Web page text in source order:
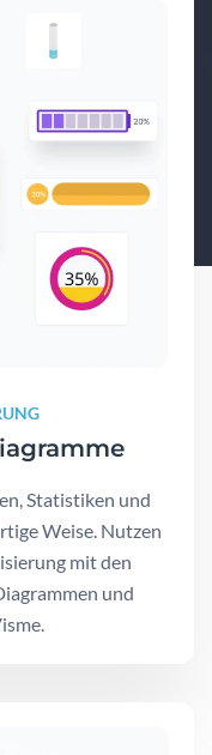
Statistiken und
Weise. Nutzen
mit den
und